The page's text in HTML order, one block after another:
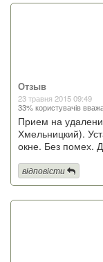
Отзыв
23 травня 2015 09:49
33% користувачів
Прием на
Хмельницкий).
окне. Без помех.
відповісти